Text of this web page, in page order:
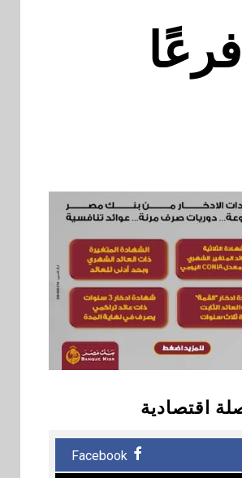
اقتصادية
Facebook